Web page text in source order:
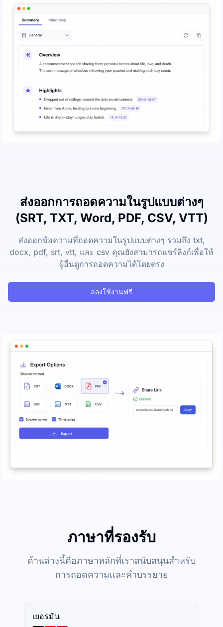
ส่งออกการถอดความในรูปแบบต่างๆ
(SRT, TXT, Word, PDF, CSV, VTT)
ส่งออกข้อความที่ถอดความในรูปแบบต่างๆ รวมถึง txt,
docx, pdf, srt, vtt, และ csv คุณยังสามารถแชร์ลิงก์เพื่อให้
ผู้อื่นดูการถอดความได้โดยตรง
ลองใช้งานฟรี
ภาษาที่รองรับ
ด้านล่างนี้คือภาษาหลักที่เราสนับสนุนสำหรับ
การถอดความและคำบรรยาย
เยอรมัน